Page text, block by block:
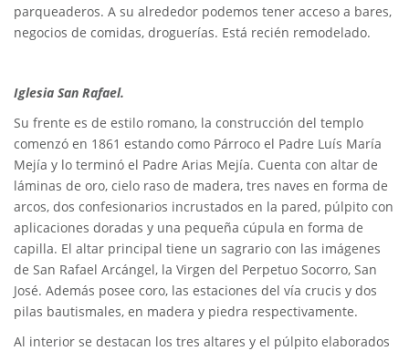
parqueaderos. A su alrededor podemos tener acceso a bares,
negocios de comidas, droguerías. Está recién remodelado.
Iglesia San Rafael.
Su frente es de estilo romano, la construcción del templo
comenzó en 1861 estando como Párroco el Padre Luís María
Mejía y lo terminó el Padre Arias Mejía. Cuenta con altar de
láminas de oro, cielo raso de madera, tres naves en forma de
arcos, dos confesionarios incrustados en la pared, púlpito con
aplicaciones doradas y una pequeña cúpula en forma de
capilla. El altar principal tiene un sagrario con las imágenes
de San Rafael Arcángel, la Virgen del Perpetuo Socorro, San
José. Además posee coro, las estaciones del vía crucis y dos
pilas bautismales, en madera y piedra respectivamente.
Al interior se destacan los tres altares y el púlpito elaborados